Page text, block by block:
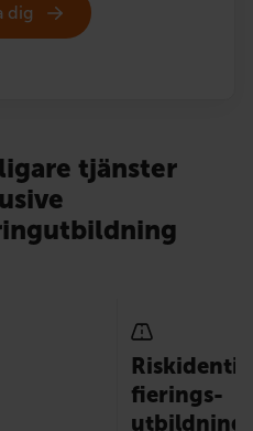
dig
tjänster
Risk­identi­
fierings­
utbildning